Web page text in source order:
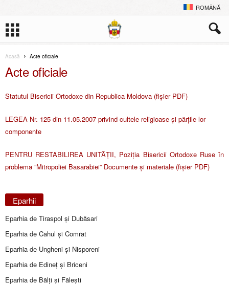
ROMÂNĂ
Acasă Acte oficiale
Acte oficiale
Statutul Bisericii Ortodoxe din Republica Moldova (fișier PDF)
LEGEA Nr. 125 din 11.05.2007 privind cultele religioase şi părţile lor
componente
PENTRU RESTABILIREA UNITĂŢII, Poziţia Bisericii Ortodoxe Ruse în
problema ”Mitropoliei Basarabiei” Documente şi materiale (fişier PDF)
Eparhii
Eparhia de Tiraspol și Dubăsari
Eparhia de Cahul și Comrat
Eparhia de Ungheni și Nisporeni
Eparhia de Edineţ şi Briceni
Eparhia de Bălţi şi Făleşti